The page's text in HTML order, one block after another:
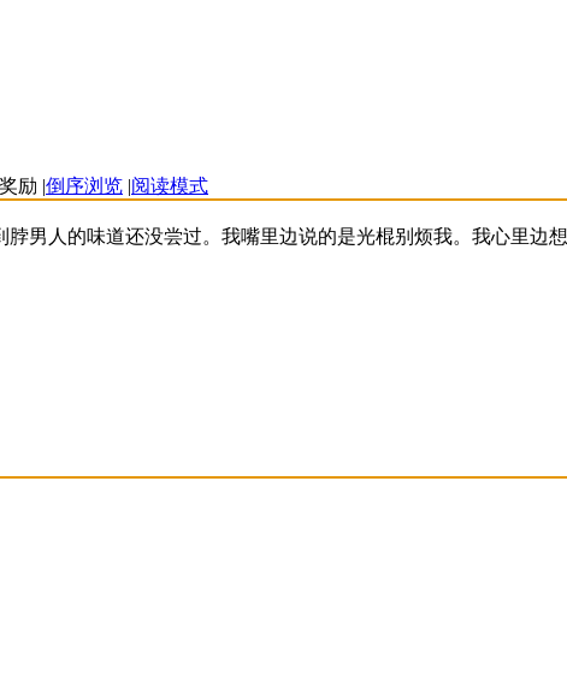
|倒序浏览 |阅读模式
男人的味道还没尝过。我嘴里边说的是光棍别烦我。我心里边